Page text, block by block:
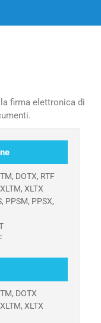
firma elettronica di
DOTX, RTF
XLTX
PPSM, PPSX,
DOTX
XLTX